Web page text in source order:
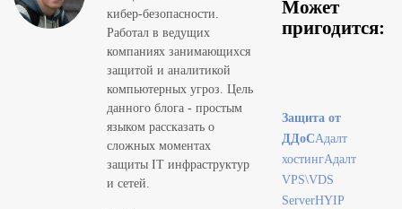
кибер-безопасности.
Работал в ведущих
компаниях занимающихся
защитой и аналитикой
компьютерных угроз. Цель
данного блога - простым
языком рассказать о
сложных моментах
защиты IT инфраструктур
и сетей.
Может
пригодится:
Защита от
ДДоСАдалт
хостингАдалт
VPS\VDS
ServerHYIP